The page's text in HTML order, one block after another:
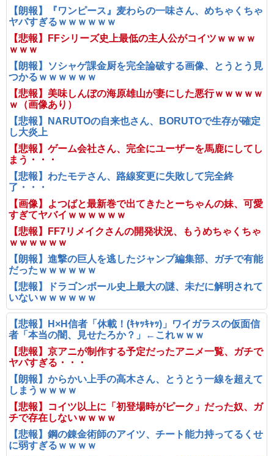
【朗報】『ワンピース』麦わらの一味さん、めちゃくちゃ
ヤバすぎるｗｗｗｗｗｗ
【悲報】FFシリーズ史上最低の主人公がコイツｗｗｗｗ
ｗｗｗ
【朗報】ソシャゲ課金厨を完全論破する画像、とうとう見
つかるｗｗｗｗｗｗ
【悲報】美味しんぼの海原雄山が妻にした悪行ｗｗｗｗｗ
ｗ（画像あり）
【悲報】NARUTOの自来也さん、BORUTOで生存が確定
し大炎上
【悲報】ゲーム会社さん、完全にユーザーを馬鹿にしてし
まう・・・
【悲報】わたモテさん、路線変更に失敗して完全終
了・・・
【画像】よつばと最新巻で出てきたとーちゃんの妹、可愛
すぎてヤバイｗｗｗｗｗｗ
【悲報】FF7リメイクさんの開発状況、もうめちゃくちゃ
ｗｗｗｗｗｗ
【朗報】進撃の巨人を逃したジャンプ編集部、ガチで有能
だったｗｗｗｗｗｗ
【悲報】ドラゴンボール史上最大の謎、未だに解明されて
いないｗｗｗｗｗｗ
【悲報】H×H信者「休載！(ｷｬｯｷｬｯ)」ワイガラスの仮面信
者「本当の闇、見せたろか？」←これｗｗｗ
【悲報】京アニが制作する予定だったアニメ一覧、ガチで
ヤバすぎる・・・
【朗報】からかい上手の高木さん、とうとう一線を超えて
しまうｗｗｗｗ
【悲報】コイツ以上に「初登場時がピーク」だった奴、ガ
チで存在しないｗｗｗｗ
【悲報】鋼の錬金術師のアイツ、チート能力持ってるくせ
に弱すぎるｗｗｗｗ